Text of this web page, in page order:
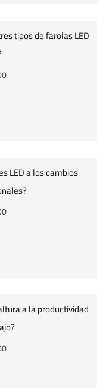
tipos de farolas LED
LED a los cambios
a la productividad